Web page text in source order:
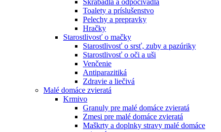
Toalety а príslušenstvo
Pelechy a prepravky
Hračky
Starostlivosť o mačky
Starostlivosť o srsť, zuby a pazúriky
Starostlivosť o oči a uši
Venčenie
Antiparazitiká
Zdravie a liečivá
Malé domáce zvieratá
Krmivo
Granuly pre malé domáce zvieratá
Zmesi pre malé domáce zvieratá
Maškrty a doplnky stravy malé domáce